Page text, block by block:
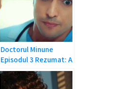
Doctorul Minune
Episodul 3 Rezumat: A
murit din pacate!